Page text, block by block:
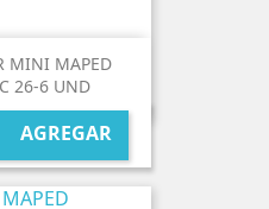
MINI MAPED
26-6 UND
AGREGAR